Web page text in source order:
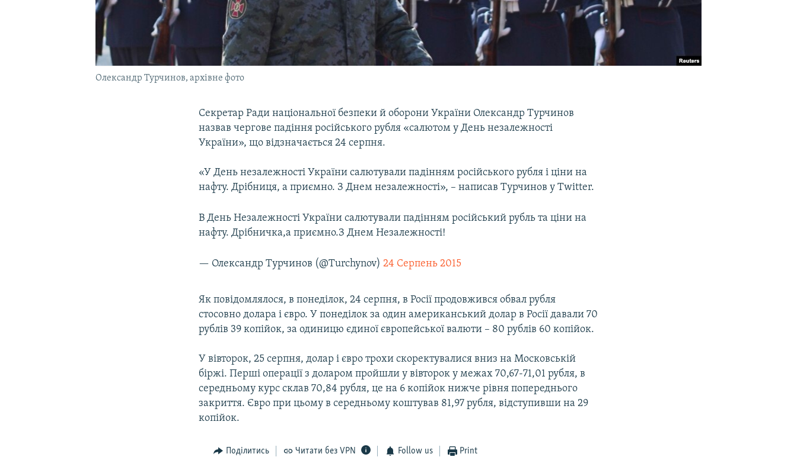
Олександр Турчинов, архівне фото
Секретар Ради національної безпеки й оборони України Олександр Турчинов
назвав чергове падіння російського рубля «салютом у День незалежності
України», що відзначається 24 серпня.
«У День незалежності України салютували падінням російського рубля і ціни на
нафту. Дрібниця, а приємно. З Днем незалежності», – написав Турчинов у Twitter.
В День Незалежності України салютували падінням російський рубль та ціни на
нафту. Дрібничка,а приємно.З Днем Незалежності!
— Олександр Турчинов (@Turchynov)24 Серпень 2015
Як повідомлялося, в понеділок, 24 серпня, в Росії продовжився обвал рубля
стосовно долара і євро. У понеділок за один американський долар в Росії давали 70
рублів 39 копійок, за одиницю єдиної європейської валюти – 80 рублів 60 копійок.
У вівторок, 25 серпня, долар і євро трохи скоректувалися вниз на Московській
біржі. Перші операції з доларом пройшли у вівторок у межах 70,67-71,01 рубля, в
середньому курс склав 70,84 рубля, це на 6 копійок нижче рівня попереднього
закриття. Євро при цьому в середньому коштував 81,97 рубля, відступивши на 29
копійок.
Поділитись Читати без VPN Follow us Print